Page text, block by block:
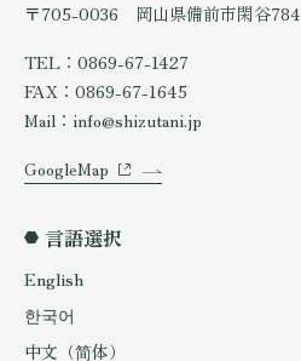
〒705-0036 岡山県備前市閑谷784
TEL：0869-67-1427
FAX：0869-67-1645
Mail：info@shizutani.jp
GoogleMap
言語選択
English
한국어
中文（简体）